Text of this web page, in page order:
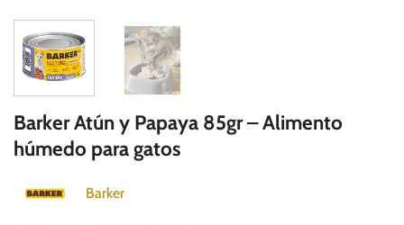
Barker Atún y Papaya 85gr – Alimento
húmedo para gatos
Barker